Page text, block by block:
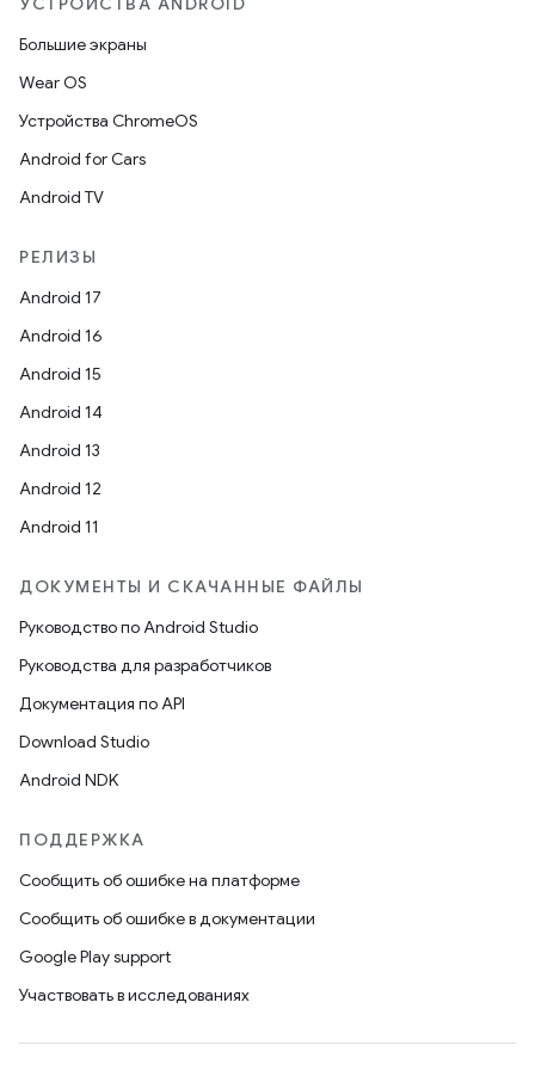
Большие экраны
Wear OS
Устройства ChromeOS
Android for Cars
Android TV
РЕЛИЗЫ
Android 17
Android 16
Android 15
Android 14
Android 13
Android 12
Android 11
ДОКУМЕНТЫ И СКАЧАННЫЕ ФАЙЛЫ
Руководство по Android Studio
Руководства для разработчиков
Документация по API
Download Studio
Android NDK
ПОДДЕРЖКА
Сообщить об ошибке на платформе
Сообщить об ошибке в документации
Google Play support
Участвовать в исследованиях